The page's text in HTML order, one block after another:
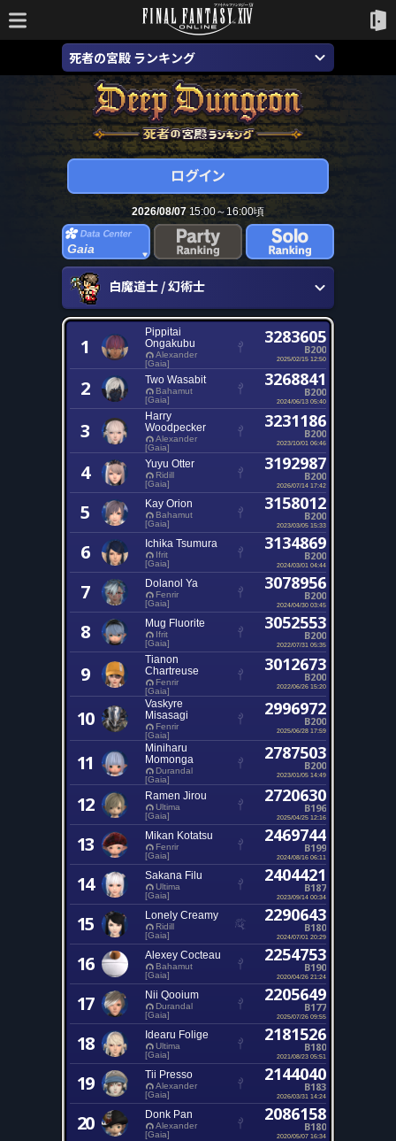
死者の宮殿 ランキング
2026/08/0715:00～16:00頃
Gaia
白魔道士 / 幻術士
1
Pippitai
Ongakubu
Alexander
[Gaia]
3283605
B200
2025/02/15 12:50
2 Two Wasabit
Bahamut
[Gaia]
3268841
B200
2024/06/13 05:40
3
Harry
Woodpecker
Alexander
[Gaia]
3231186
B200
2023/10/01 06:46
4 Yuyu Otter
Ridill
[Gaia]
3192987
B200
2026/07/14 17:42
5 Kay Orion
Bahamut
[Gaia]
3158012
B200
2023/03/05 15:33
6 Ichika Tsumura
Ifrit
[Gaia]
3134869
B200
2024/03/01 04:44
7 Dolanol Ya
Fenrir
[Gaia]
3078956
B200
2024/04/30 03:45
8 Mug Fluorite
Ifrit
[Gaia]
3052553
B200
2022/07/31 05:35
9
Tianon
Chartreuse
Fenrir
[Gaia]
3012673
B200
2022/06/26 15:20
10
Vaskyre
Misasagi
Fenrir
[Gaia]
2996972
B200
2025/06/28 17:59
11
Miniharu
Momonga
Durandal
[Gaia]
2787503
B200
2023/01/05 14:49
12 Ramen Jirou
Ultima
[Gaia]
2720630
B196
2025/04/25 12:16
13 Mikan Kotatsu
Fenrir
[Gaia]
2469744
B199
2024/08/16 06:11
14 Sakana Filu
Ultima
[Gaia]
2404421
B187
2023/09/14 00:34
15 Lonely Creamy
Ridill
[Gaia]
2290643
B180
2024/07/01 20:29
16 Alexey Cocteau
Bahamut
[Gaia]
2254753
B190
2020/04/26 21:24
17 Nii Qooium
Durandal
[Gaia]
2205649
B177
2025/07/26 09:55
18 Idearu Folige
Ultima
[Gaia]
2181526
B180
2021/08/23 05:51
19 Tii Presso
Alexander
[Gaia]
2144040
B183
2026/03/31 14:24
20 Donk Pan
Alexander
[Gaia]
2086158
B180
2020/05/07 16:34